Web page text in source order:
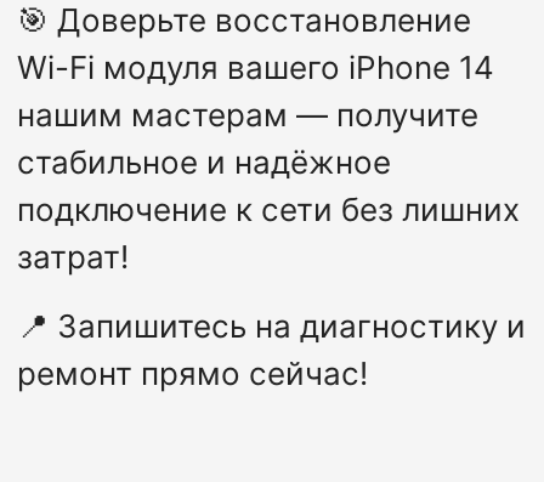
🎯 Доверьте восстановление
Wi-Fi модуля вашего iPhone 14
нашим мастерам — получите
стабильное и надёжное
подключение к сети без лишних
затрат!
📍 Запишитесь на диагностику и
ремонт прямо сейчас!